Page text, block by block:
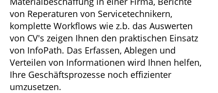
von Reperaturen von Servicetechnikern,
komplette Workflows wie z.b. das Auswerten
von CV's zeigen Ihnen den praktischen Einsatz
von InfoPath. Das Erfassen, Ablegen und
Verteilen von Informationen wird Ihnen helfen,
Ihre Geschäftsprozesse noch effizienter
umzusetzen.